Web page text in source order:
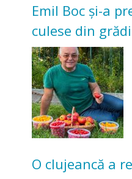
Emil Boc și-a
culese din
nu poate oferi
O clujeancă a